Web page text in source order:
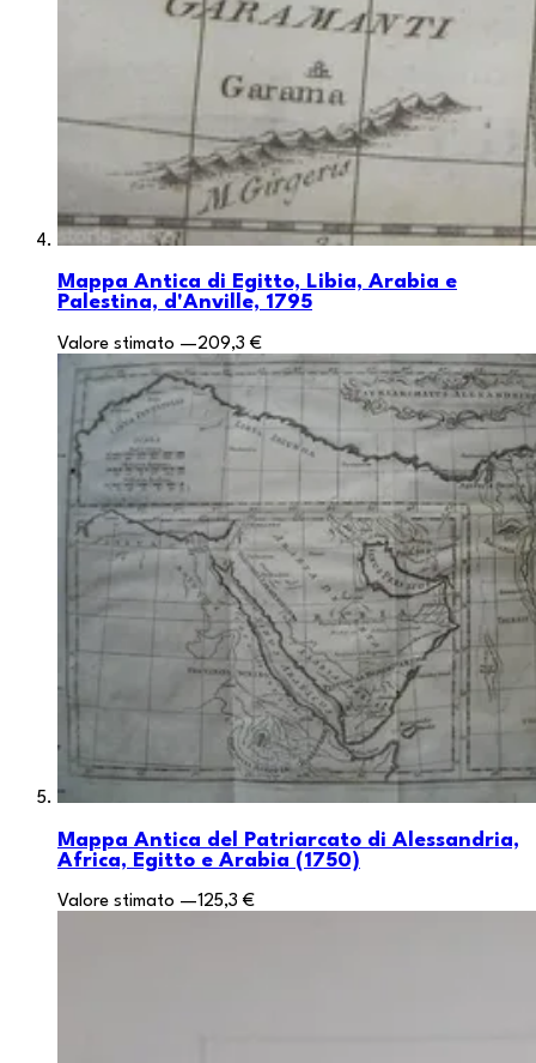
Mappa Antica di Egitto, Libia, Arabia e
Palestina, d'Anville, 1795
Valore stimato —209,3 €
Mappa Antica del Patriarcato di Alessandria,
Africa, Egitto e Arabia (1750)
Valore stimato —125,3 €